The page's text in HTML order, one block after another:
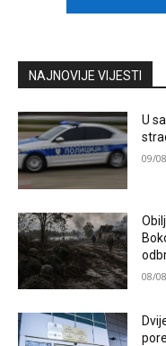
NAJNOVIJE VIJESTI
U
09/
08/